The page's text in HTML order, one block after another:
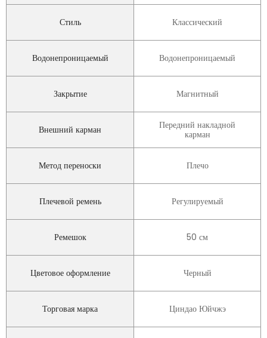
Стиль Классический
Водонепроницаемый Водонепроницаемый
Закрытие Магнитный
Внешний карман
Передний накладной
карман
Метод переноски Плечо
Плечевой ремень Регулируемый
Ремешок 50 см
Цветовое оформление Черный
Торговая марка Циндао Юйчжэ